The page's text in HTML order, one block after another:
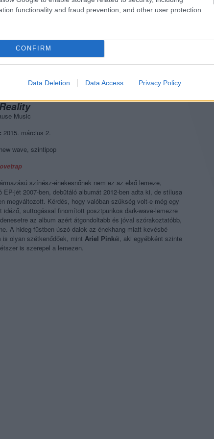
functionality and fraud prevention, and other user protection.
CONFIRM
Data Deletion Data Access Privacy Policy
Music
2015. március 2.
wave, szintipop
színész-énekesnőnek nem ez az első lemeze,
EP-jét 2007-ben, debütáló albumát 2012-ben adta ki, de stílusa
megváltozott. Kérdés, hogy valóban szükség volt-e még egy
idéző, suttogással finomított posztpunkos dark-wave-lemezre
az album azért átgondoltabb és jóval szórakoztatóbb,
A hideg füstben úszó dalok az énekhang miatt kevésbé
is olyan szétkenődőek, mint Ariel Pinkéi, aki egyébként szinte
is szerepel a lemezen.